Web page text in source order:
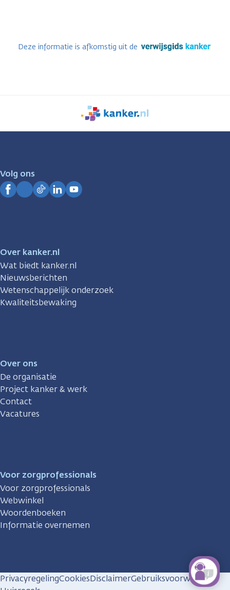
Deze informatie is afkomstig uit de
We
zijn
Volg ons
Over kanker.nl
Wat biedt kanker.nl
Nieuwsberichten
Wetenschappelijk onderzoek
Kwaliteitsbewaking
Over ons
De organisatie
Project kanker & werk
Contact
Vacatures
Voor zorgprofessionals
Voor zorgprofessionals
Webwinkel
Woordenboeken
Informatie overnemen
PrivacyregelingCookiesDisclaimerGebruiksvoorwaarden